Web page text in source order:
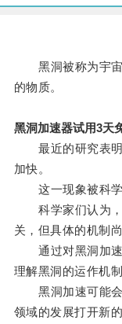
黑洞被称为宇宙
的物质。
黑洞加速器试用3天
最近的研究表明
加快。
这一现象被科学
科学家们认为，
关，但具体的机制尚
通过对黑洞加速
理解黑洞的运作机
黑洞加速可能会
领域的发展打开新的